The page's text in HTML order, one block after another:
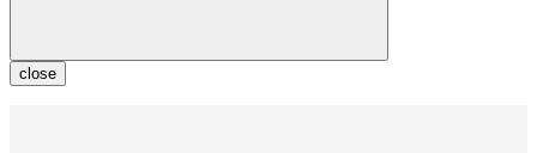
close